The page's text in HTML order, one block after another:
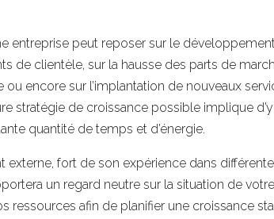
entreprise peut reposer sur le
de clientèle, sur la hausse des parts de
ou encore sur l’implantation de nouveaux
stratégie de croissance possible implique d’y
quantité de temps et d’énergie.
externe, fort de son expérience dans
un regard neutre sur la situation de votre
ressources afin de planifier une croissance